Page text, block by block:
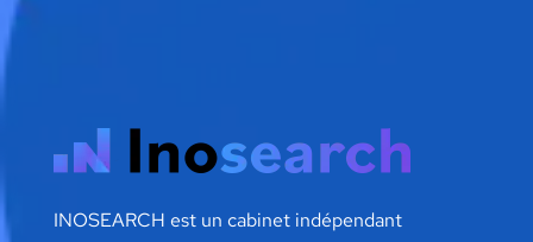
INOSEARCH est un cabinet indépendant